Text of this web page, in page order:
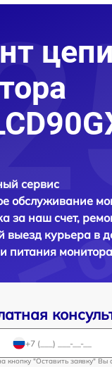
сервис
обслуживание
за наш счет,
выезд курьера в
питания монитора
кнопку "Оставить заявку" Вы